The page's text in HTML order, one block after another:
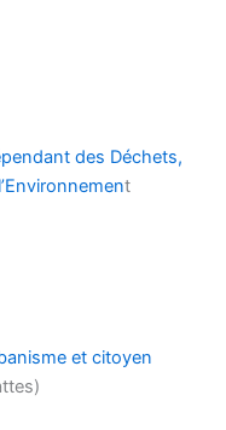
des Déchets,
t
et citoyen